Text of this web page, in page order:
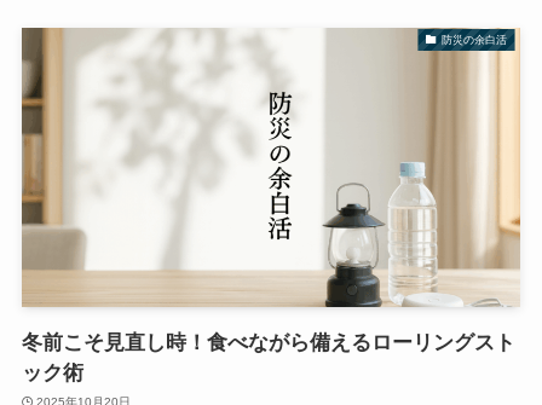
防災の余白活
冬前こそ見直し時！食べながら備えるローリングスト
ック術
2025年10月20日